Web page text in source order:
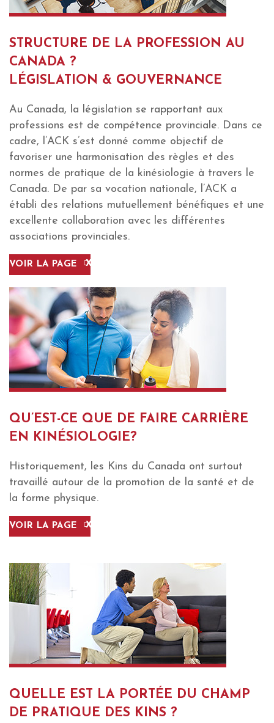
STRUCTURE DE LA PROFESSION AU
CANADA ?
LÉGISLATION & GOUVERNANCE
Au Canada, la législation se rapportant aux
professions est de compétence provinciale. Dans ce
cadre, l’ACK s’est donné comme objectif de
favoriser une harmonisation des règles et des
normes de pratique de la kinésiologie à travers le
Canada. De par sa vocation nationale, l’ACK a
établi des relations mutuellement bénéfiques et une
excellente collaboration avec les différentes
associations provinciales.
VOIR LA PAGE
QU’EST-CE QUE DE FAIRE CARRIÈRE
EN KINÉSIOLOGIE?
Historiquement, les Kins du Canada ont surtout
travaillé autour de la promotion de la santé et de
la forme physique.
VOIR LA PAGE
QUELLE EST LA PORTÉE DU CHAMP
DE PRATIQUE DES KINS ?